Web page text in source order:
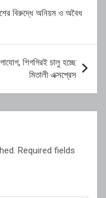
বিরুদ্ধে অনিয়ম ও অবৈধ
শিগগিরই চালু হচ্ছে
মিতালী এক্সপ্রেস
Required fields